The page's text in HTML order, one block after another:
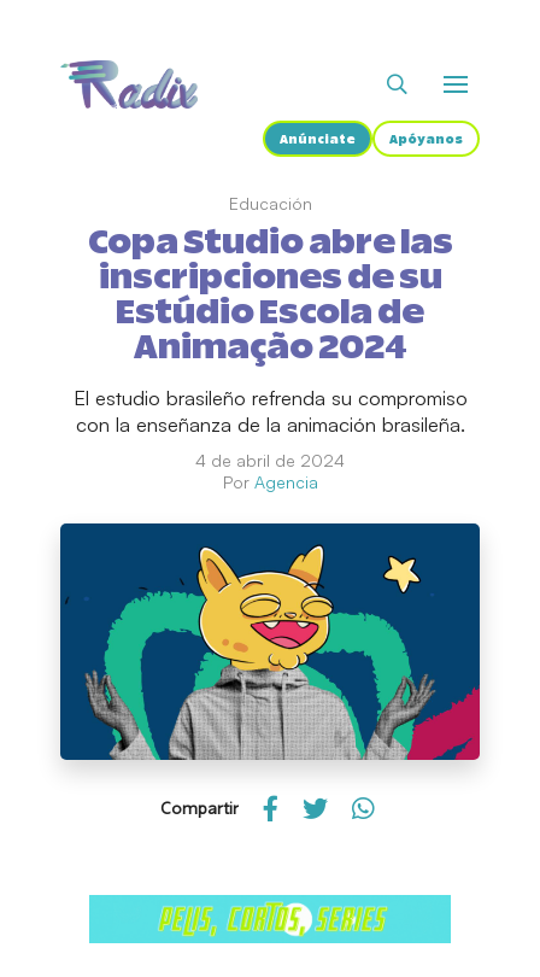
Anúnciate Apóyanos
Educación
Copa Studio abre las
inscripciones de su
Estúdio Escola de
Animação 2024
El estudio brasileño refrenda su compromiso
con la enseñanza de la animación brasileña.
4 de abril de 2024
Por Agencia
Compartir